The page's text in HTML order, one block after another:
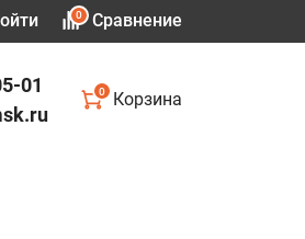
Сравнение
0
01
Корзина
0